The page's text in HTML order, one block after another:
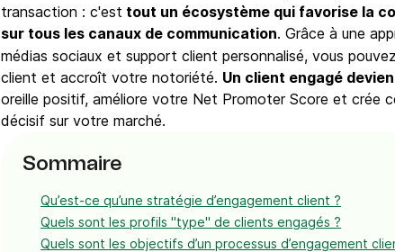
transaction : c'est tout un écosystème qui favorise la
sur tous les canaux de communication. Grâce à une
médias sociaux et support client personnalisé, vous
client et accroît votre notoriété. Un client engagé
oreille positif, améliore votre Net Promoter Score et crée
décisif sur votre marché.
Sommaire
Qu’est-ce qu’une stratégie d’engagement client ?
Quels sont les profils "type" de clients engagés ?
Quels sont les objectifs d’un processus d’engagement